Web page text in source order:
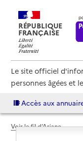
RÉPUBLIQUE
FRANÇAISE
Le site officiel
personnes âgées et
Accès aux
Voir le fil d’Ariane